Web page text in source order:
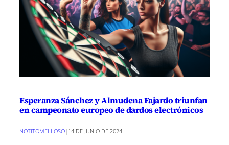
Esperanza Sánchez y Almudena Fajardo triunfan
en campeonato europeo de dardos electrónicos
NOTITOMELLOSO| 14 DE JUNIO DE 2024